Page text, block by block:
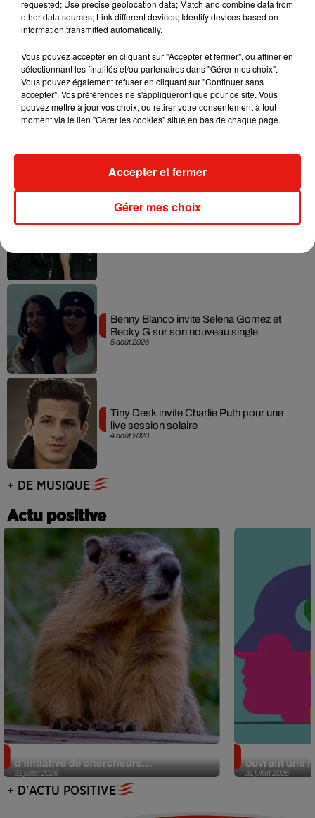
7 août 2026
Madonna sort enfin le remix de « Love
7 août 2026
Angèle et Amélie Lens dévoilent leur
5 août 2026
Benny Blanco invite Selena Gomez et
Becky G sur son nouveau single
4 août 2026
Tiny Desk invite Charlie Puth pour une
live session solaire
+ DE MUSIQUE
Actu positive
31 juillet 2026
d’initiative de chercheurs...
31 juillet 2026
ouvrent une
+ D'ACTU POSITIVE
requested; Use precise geolocation data; Match and combine data from
other data sources; Link different devices; Identify devices based on
information transmitted automatically.
Vous pouvez accepter en cliquant sur "Accepter et fermer", ou affiner en
sélectionnant les finalités et/ou partenaires dans "Gérer mes choix".
Vous pouvez également refuser en cliquant sur "Continuer sans
accepter". Vos préférences ne s'appliqueront que pour ce site. Vous
pouvez mettre à jour vos choix, ou retirer votre consentement à tout
moment via le lien "Gérer les cookies" situé en bas de chaque page.
Gérer mes choix
Accepter et fermer